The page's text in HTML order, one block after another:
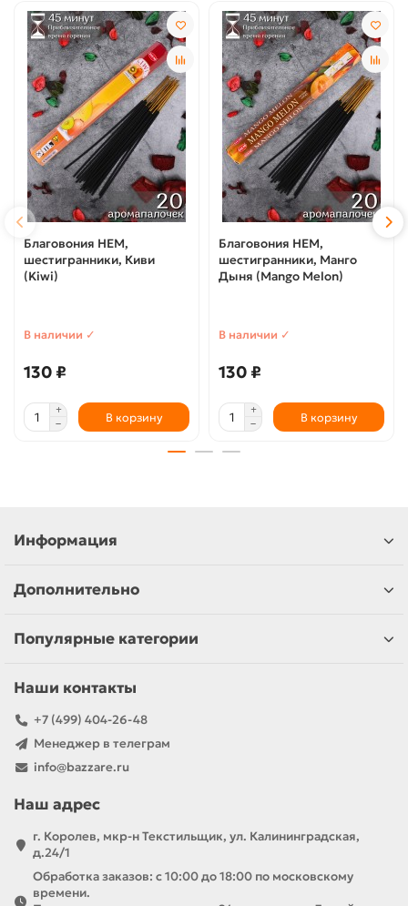
Благовония HEM,
шестигранники, Киви
(Kiwi)
В наличии ✓
130 ₽
В корзину
Благовония HEM,
шестигранники, Манго
Дыня (Mango Melon)
В наличии ✓
130 ₽
В корзину
Информация
Дополнительно
Популярные категории
Наши контакты
+7 (499) 404-26-48
Менеджер в телеграм
info@bazzare.ru
Наш адрес
г. Королев, мкр-н Текстильщик, ул. Калининградская,
д.24/1
Обработка заказов: с 10:00 до 18:00 по московскому
времени.